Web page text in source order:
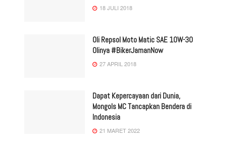
18 JULI 2018
Oli Repsol Moto Matic SAE 10W-30
Olinya #BikerJamanNow
27 APRIL 2018
Dapat Kepercayaan dari Dunia,
Mongols MC Tancapkan Bendera di
Indonesia
21 MARET 2022